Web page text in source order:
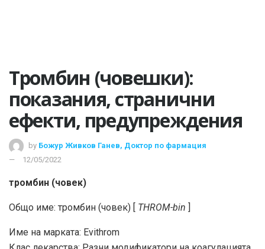
Тромбин (човешки):
показания, странични
ефекти, предупреждения
by Божур Живков Ганев, Доктор по фармация
12/05/2022
тромбин (човек)
Общо име: тромбин (човек) [ THROM-bin ]
Име на марката: Evithrom